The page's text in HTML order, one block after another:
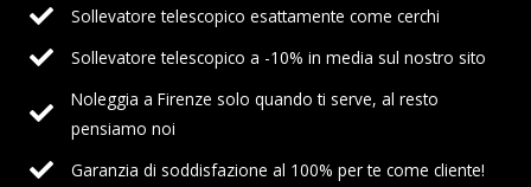
Sollevatore telescopico esattamente come cerchi
Sollevatore telescopico a -10% in media sul nostro sito
Noleggia a Firenze solo quando ti serve, al resto
pensiamo noi
Garanzia di soddisfazione al 100% per te come cliente!